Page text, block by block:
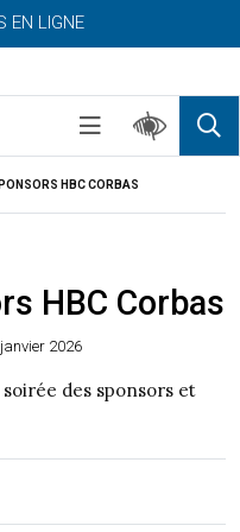
EN LIGNE
HBC CORBAS
HBC Corbas
2026
soirée des sponsors et